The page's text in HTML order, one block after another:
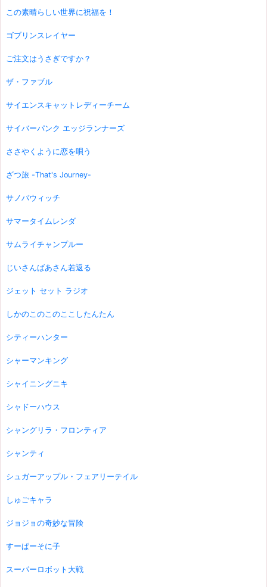
この素晴らしい世界に祝福を！
ゴブリンスレイヤー
ご注文はうさぎですか？
ザ・ファブル
サイエンスキャットレディーチーム
サイバーパンク エッジランナーズ
ささやくように恋を唄う
ざつ旅 -That's Journey-
サノバウィッチ
サマータイムレンダ
サムライチャンプルー
じいさんばあさん若返る
ジェット セット ラジオ
しかのこのこのここしたんたん
シティーハンター
シャーマンキング
シャイニングニキ
シャドーハウス
シャングリラ・フロンティア
シャンティ
シュガーアップル・フェアリーテイル
しゅごキャラ
ジョジョの奇妙な冒険
すーぱーそに子
スーパーロボット大戦